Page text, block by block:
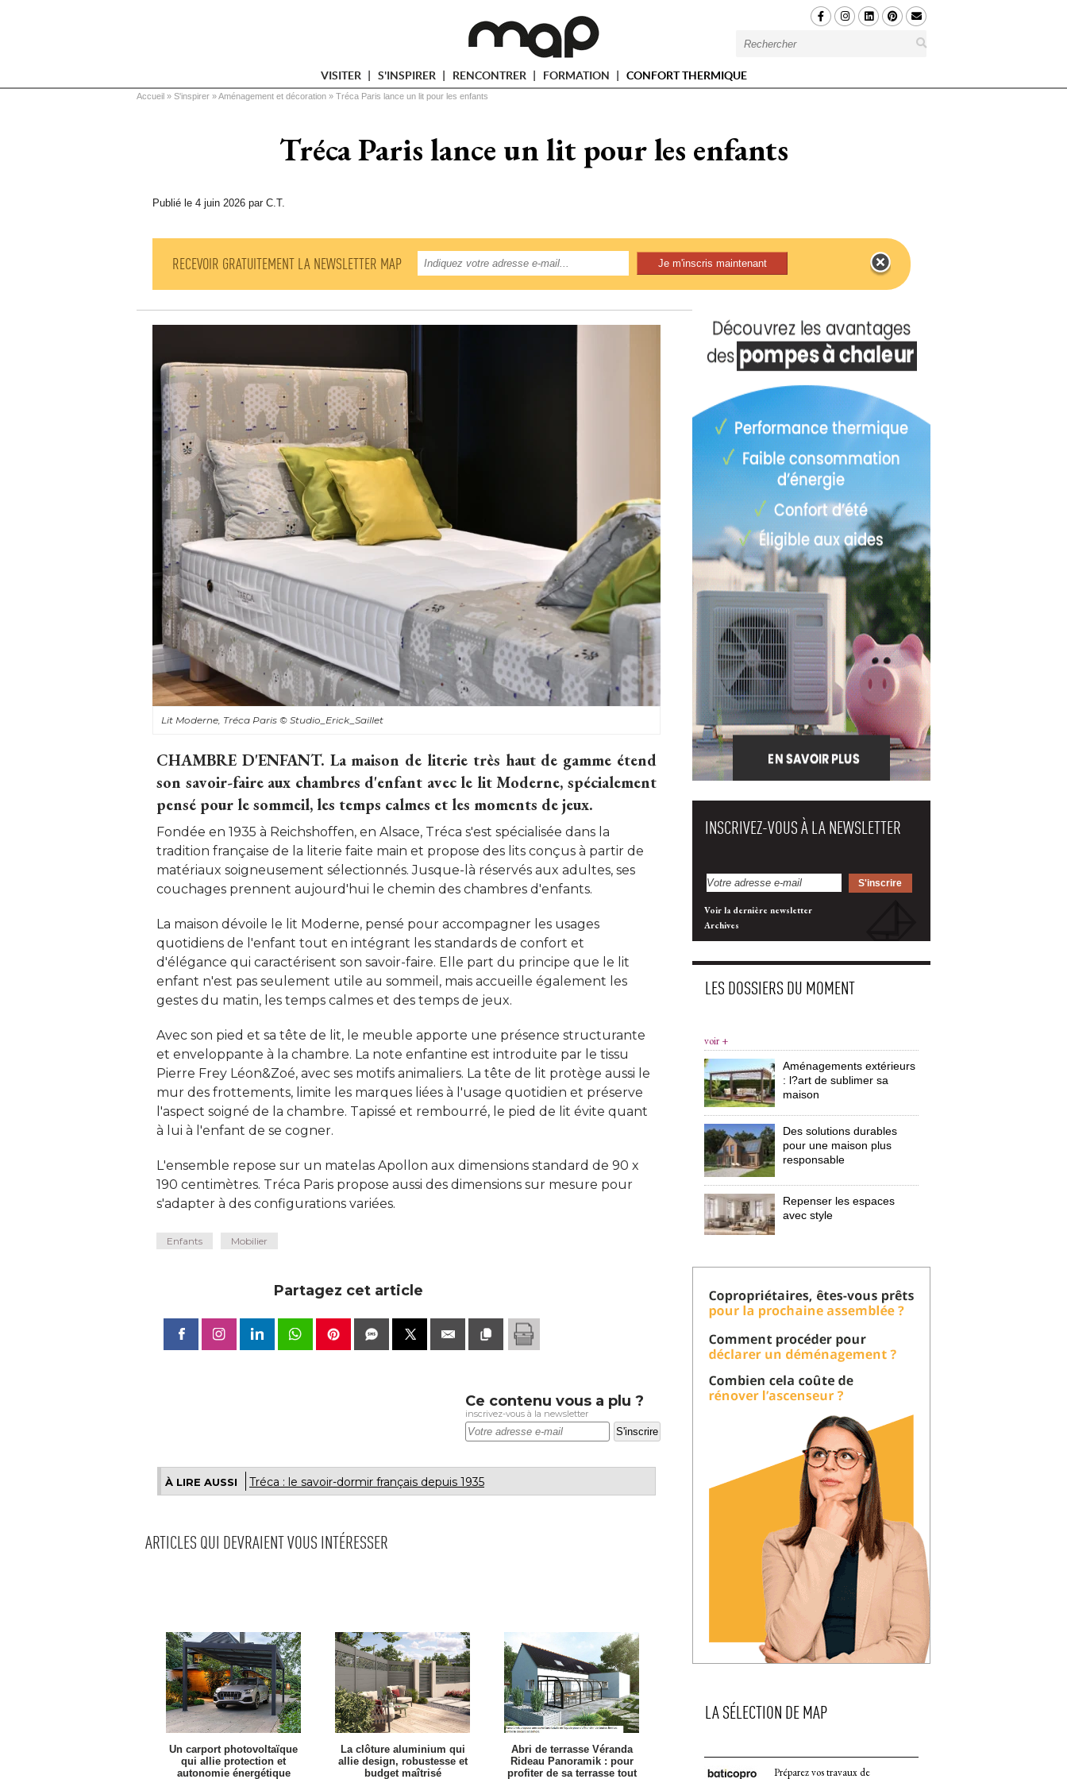
VISITER S'INSPIRER RENCONTRER FORMATION CONFORT THERMIQUE
Vous êtes ici
Accueil » S'inspirer » Aménagement et décoration » Tréca Paris lance un lit pour les enfants
Tréca Paris lance un lit pour les enfants
Publié le 4 juin 2026 par C.T.
RECEVOIR GRATUITEMENT LA NEWSLETTER MAP
Lit Moderne, Tréca Paris© Studio_Erick_Saillet
CHAMBRE D'ENFANT. La maison de literie très haut de gamme étend
son savoir-faire aux chambres d'enfant avec le lit Moderne, spécialement
pensé pour le sommeil, les temps calmes et les moments de jeux.
Fondée en 1935 à Reichshoffen, en Alsace, Tréca s'est spécialisée dans la
tradition française de la literie faite main et propose des lits conçus à partir de
matériaux soigneusement sélectionnés. Jusque-là réservés aux adultes, ses
couchages prennent aujourd'hui le chemin des chambres d'enfants.
La maison dévoile le lit Moderne, pensé pour accompagner les usages
quotidiens de l'enfant tout en intégrant les standards de confort et
d'élégance qui caractérisent son savoir-faire. Elle part du principe que le lit
enfant n'est pas seulement utile au sommeil, mais accueille également les
gestes du matin, les temps calmes et des temps de jeux.
Avec son pied et sa tête de lit, le meuble apporte une présence structurante
et enveloppante à la chambre. La note enfantine est introduite par le tissu
Pierre Frey Léon&Zoé, avec ses motifs animaliers. La tête de lit protège aussi le
mur des frottements, limite les marques liées à l'usage quotidien et préserve
l'aspect soigné de la chambre. Tapissé et rembourré, le pied de lit évite quant
à lui à l'enfant de se cogner.
L'ensemble repose sur un matelas Apollon aux dimensions standard de 90 x
190 centimètres. Tréca Paris propose aussi des dimensions sur mesure pour
s'adapter à des configurations variées.
Enfants Mobilier
Partagez cet article
Ce contenu vous a plu ?
inscrivez-vous à la newsletter
À LIRE AUSSI Tréca : le savoir-dormir français depuis 1935
ARTICLES QUI DEVRAIENT VOUS INTÉRESSER
Un carport photovoltaïque
qui allie protection et
autonomie énergétique
La clôture aluminium qui
allie design, robustesse et
budget maîtrisé
Abri de terrasse Véranda
Rideau Panoramik : pour
profiter de sa terrasse tout
INSCRIVEZ-VOUS À LA NEWSLETTER
Voir la dernière newsletter
Archives
LES DOSSIERS DU MOMENT
voir +
Aménagements extérieurs
: l?art de sublimer sa
maison
Des solutions durables
pour une maison plus
responsable
Repenser les espaces
avec style
LA SÉLECTION DE MAP
Préparez vos travaux de